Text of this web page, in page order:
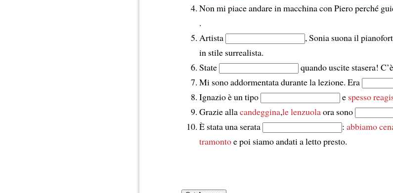
Non mi piace andare in macchina con Piero perché
.
Artista
, Sonia suona il
in stile surrealista.
State
quando uscite stasera!
Mi sono addormentata durante la lezione. Era
Ignazio è un tipo
e spesso
Grazie allacandeggina,le lenzuolaora sono
È stata una serata
: abbiamo
tramontoe poi siamo andati a letto presto.